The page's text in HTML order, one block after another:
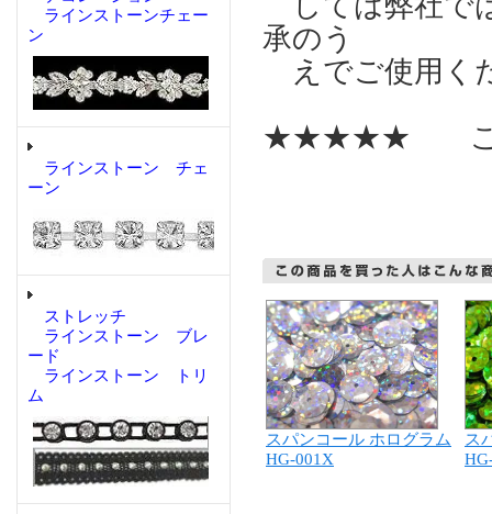
ラインストーンチェー
ン
ラインストーン チェ
ーン
ストレッチ
ラインストーン ブレ
ード
ラインストーン トリ
ム
承のう
えでご使用く
★★★★★ こ
スパンコール ホログラム
HG-001X
ス